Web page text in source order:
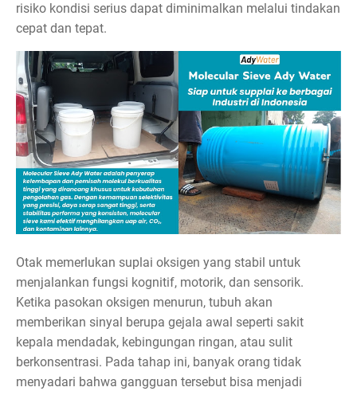
risiko kondisi serius dapat diminimalkan melalui tindakan
cepat dan tepat.
Otak memerlukan suplai oksigen yang stabil untuk
menjalankan fungsi kognitif, motorik, dan sensorik.
Ketika pasokan oksigen menurun, tubuh akan
memberikan sinyal berupa gejala awal seperti sakit
kepala mendadak, kebingungan ringan, atau sulit
berkonsentrasi. Pada tahap ini, banyak orang tidak
menyadari bahwa gangguan tersebut bisa menjadi